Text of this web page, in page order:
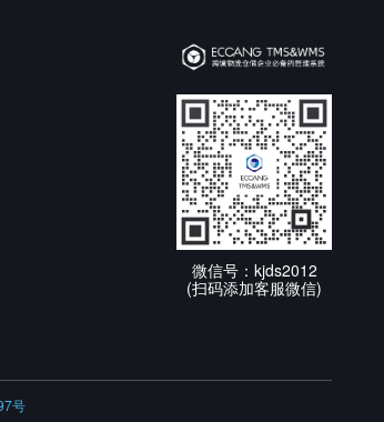
微信号：kjds2012
(扫码添加客服微信)
号